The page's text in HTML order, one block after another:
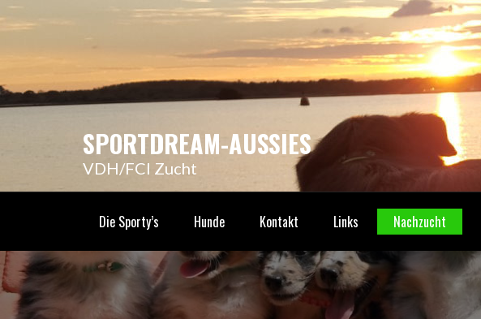
Skip
SPORTDREAM-AUSSIES
VDH/FCI Zucht
Die Sporty’s Hunde Kontakt Links Nachzucht